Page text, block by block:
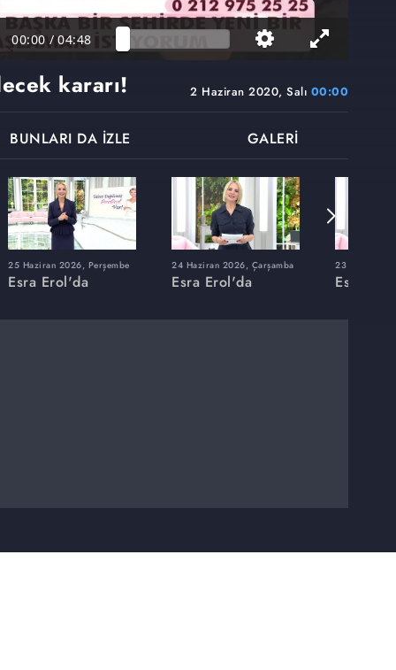
00:00 / 04:48
2 Haziran 2020, Salı 00:00
kararı!
BUNLARI DA İZLE GALERİ
25 Haziran 2026, Perşembe
Esra Erol'da
24 Haziran 2026, Çarşamba
Esra Erol'da
23 Haziran
Esra